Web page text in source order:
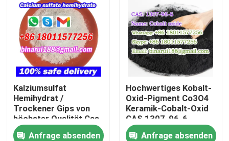
Zu Hause
Produkte
Kalziumsulfat
Hemihydrat /
Trockener Gips von
höchster Qualität Cas
10034-76-1
Anfrage absenden
Hochwertiges Kobalt-
Oxid-Pigment Co3O4
Keramik-Cobalt-Oxid
CAS 1307-96-6
Anfrage absenden